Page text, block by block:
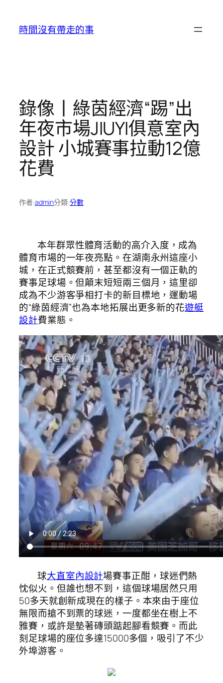
時間沒有帶走的事
錄像丨綠茵經濟“踢”出
年夜市場JIUYI俱意室內
設計 小城賽事拉動12億
花費
作者:admin分類:分數
本年群眾性體育活動的高介入度，成為
體育市場的一年夜亮點。在湖南永州這座小
城，在正式競賽前，甚至都沒有一個正軌的
賽事足球場。但顛末短短兩三個月，這里卻
成為不少游客爭相打卡的新目標地，運動場
的“綠茵經濟”也為本地拓展出更多新的花遊艇
設計費業態。
球大直室內設計場賽事正酣，球迷們熱
忱似火。但誰也想不到，這個球場居然只用
50多天就創新成現在的樣子。本來由于座位
無限而搶不到票的球迷，一度都坐在樹上不
雅賽，或許是墊著磚頭踮起腳看競賽。而此
刻足球場的座位多達15000多個，吸引了不少
外埠游客。